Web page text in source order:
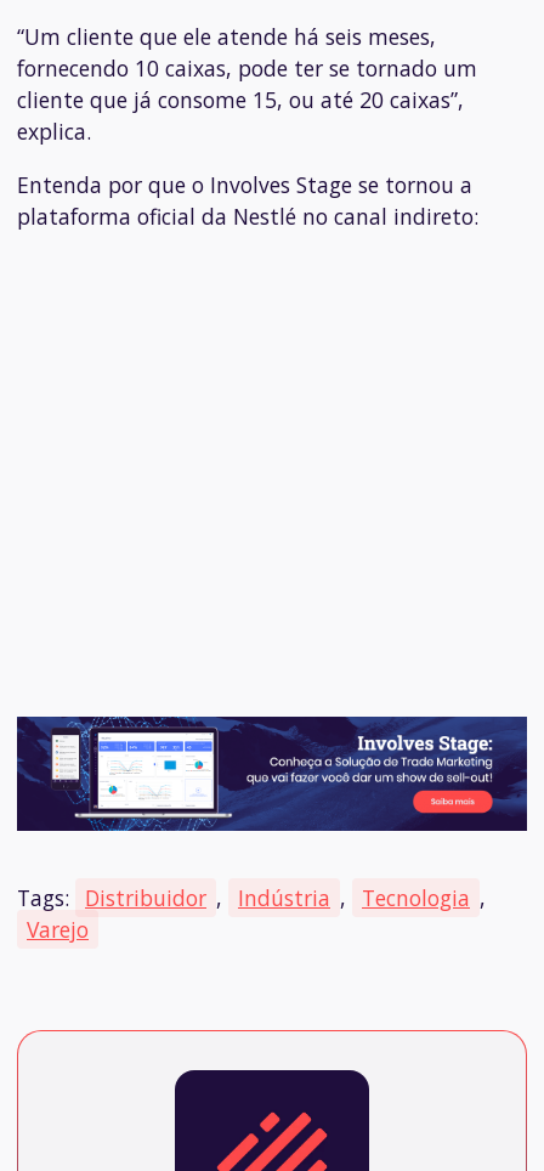
“Um cliente que ele atende há seis meses,
fornecendo 10 caixas, pode ter se tornado um
cliente que já consome 15, ou até 20 caixas”,
explica.
Entenda por que o Involves Stage se tornou a
plataforma oficial da Nestlé no canal indireto:
Tags: Distribuidor , Indústria , Tecnologia ,
Varejo